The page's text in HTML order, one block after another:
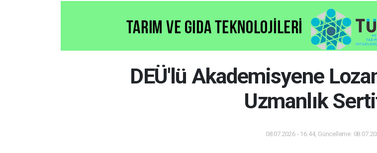
DEÜ'lü Akademisyene
Uzmanlık
08.07.2026 - 16:44, Güncelleme: